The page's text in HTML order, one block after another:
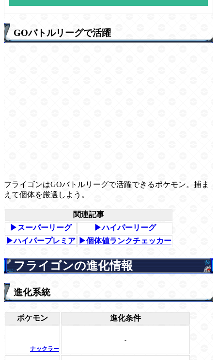
GOバトルリーグで活躍
フライゴンはGOバトルリーグで活躍できるポケモン。捕ま
えて個体を厳選しよう。
関連記事
▶スーパーリーグ
▶ハイパーリーグ
▶ハイパープレミア
▶個体値ランクチェッカー
フライゴンの進化情報
進化系統
ポケモン 進化条件
ナックラー
-